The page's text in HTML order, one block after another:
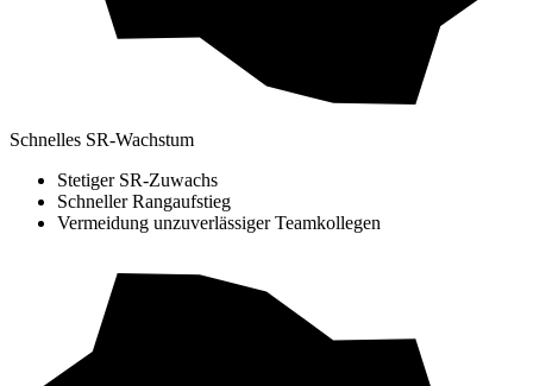
Schnelles SR-Wachstum
Stetiger SR-Zuwachs
Schneller Rangaufstieg
Vermeidung unzuverlässiger Teamkollegen